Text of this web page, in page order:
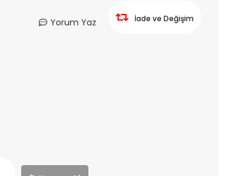
Yorum Yaz
İade ve Değişim